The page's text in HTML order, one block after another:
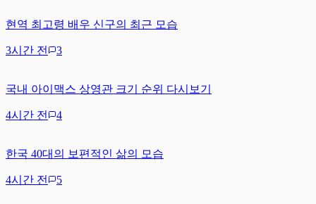
현역 최고령 배우 신구의 최근 모습
3시간 전 3
국내 아이맥스 상영관 크기 순위 다시보기
4시간 전 4
한국 40대의 보편적인 삶의 모습
4시간 전 5